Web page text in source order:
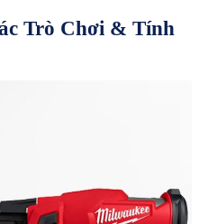
Trò Chơi & Tính